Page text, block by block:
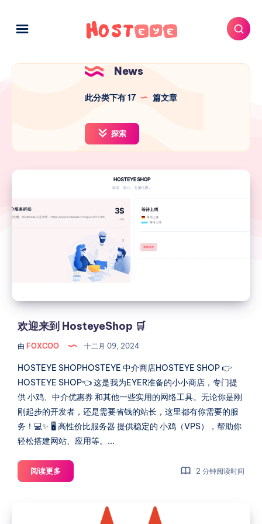
News
此分类下有 17 篇文章
探索
欢
来
到
欢迎来到 HosteyeShop 🛒
由 FOXCOO 十二月 09, 2024
HOSTEYE SHOPHOSTEYE 中介商店HOSTEYE SHOP 👉
HOSTEYE SHOP👈 这是我为EYER准备的小小商店，专门提
供 小鸡、中介优惠券 和其他一些实用的网络工具。无论你是刚
刚起步的开发者，还是需要省钱的站长，这里都有你需要的服
务！💻✨ 🖥 高性价比服务器 提供稳定的 小鸡（VPS），帮助你
轻松搭建网站、应用等。...
阅读更多欢
迎
2 分钟阅读时间